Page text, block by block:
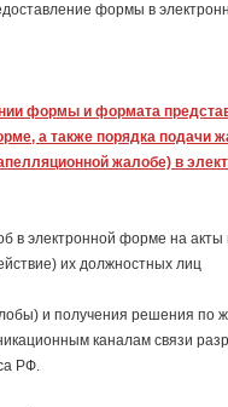
формы в
формы и формата
а также порядка подачи
жалобе) в
электронной форме на акты
их должностных лиц
и получения решения по
каналам связи
РФ.